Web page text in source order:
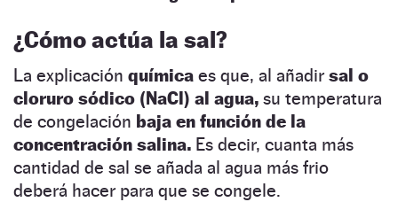
¿Cómo actúa la sal?
La explicación química es que, al añadir sal o
cloruro sódico (NaCl) al agua, su temperatura
de congelación baja en función de la
concentración salina. Es decir, cuanta más
cantidad de sal se añada al agua más frio
deberá hacer para que se congele.